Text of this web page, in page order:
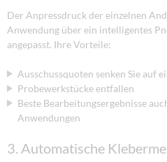
Der Anpressdruck der einzelnen
Anwendung über ein intelligentes
angepasst. Ihre Vorteile:
Ausschussquoten senken Sie auf
Probewerkstücke entfallen
Beste Bearbeitungsergebnisse
Anwendungen
3. Automatische